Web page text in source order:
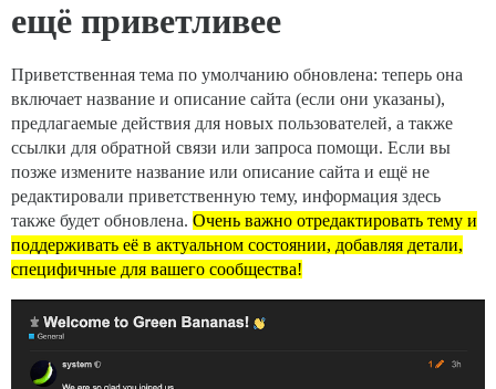
ещё приветливее
Приветственная тема по умолчанию обновлена: теперь она
включает название и описание сайта (если они указаны),
предлагаемые действия для новых пользователей, а также
ссылки для обратной связи или запроса помощи. Если вы
позже измените название или описание сайта и ещё не
редактировали приветственную тему, информация здесь
также будет обновлена. Очень важно отредактировать тему и
поддерживать её в актуальном состоянии, добавляя детали,
специфичные для вашего сообщества!